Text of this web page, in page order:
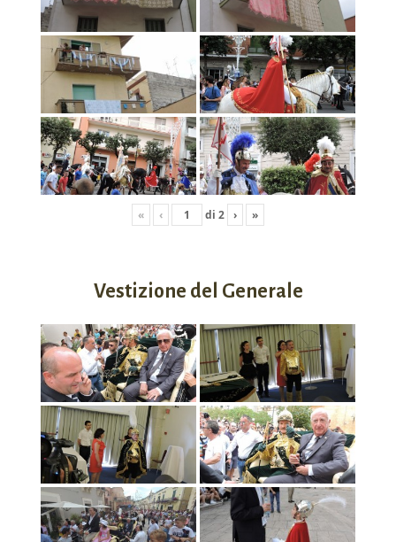
« ‹ di 2 › »
Vestizione del Generale